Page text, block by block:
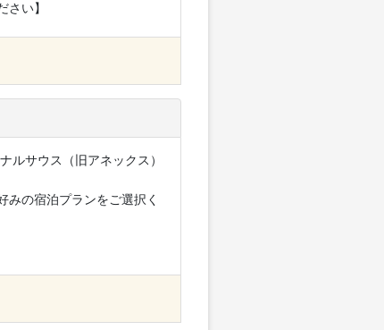
さい】
ルサウス（旧アネックス）
みの宿泊プランをご選択く